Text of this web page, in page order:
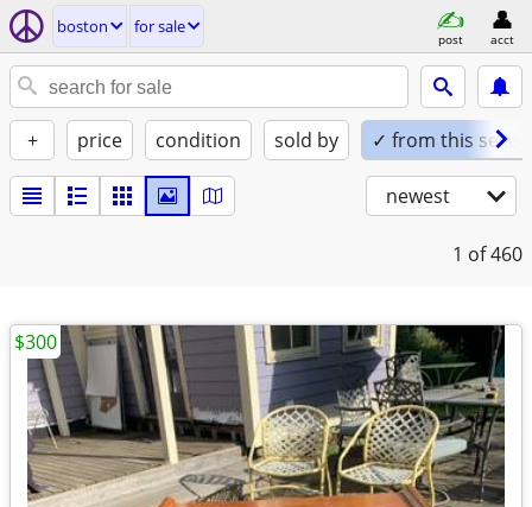
boston for sale
post acct
+ price condition sold by ✓ from this seller
newest
1 of 460
$300